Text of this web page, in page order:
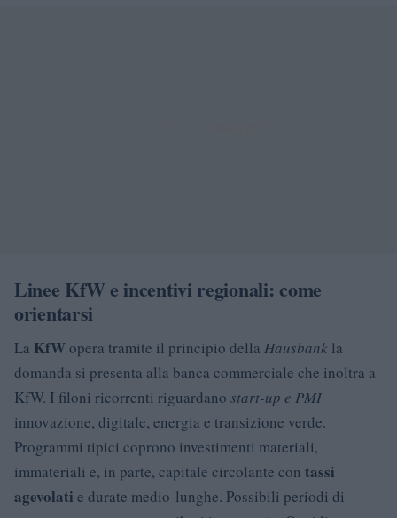
Linee KfW e incentivi regionali: come
orientarsi
La KfW opera tramite il principio della Hausbank la
domanda si presenta alla banca commerciale che inoltra a
KfW. I filoni ricorrenti riguardano start-up e PMI
innovazione, digitale, energia e transizione verde.
Programmi tipici coprono investimenti materiali,
immateriali e, in parte, capitale circolante con tassi
agevolati e durate medio-lunghe. Possibili periodi di